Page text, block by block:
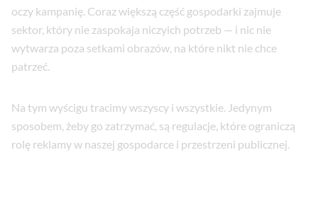
oczy kampanię. Coraz większą część gospodarki zajmuje
sektor, który nie zaspokaja niczyich potrzeb — i nic nie
wytwarza poza setkami obrazów, na które nikt nie chce
patrzeć.
Na tym wyścigu tracimy wszyscy i wszystkie. Jedynym
sposobem, żeby go zatrzymać, są regulacje, które ograniczą
rolę reklamy w naszej gospodarce i przestrzeni publicznej.